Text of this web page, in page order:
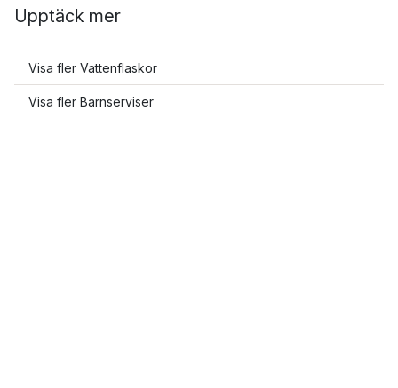
Upptäck mer
Visa fler Vattenflaskor
Visa fler Barnserviser